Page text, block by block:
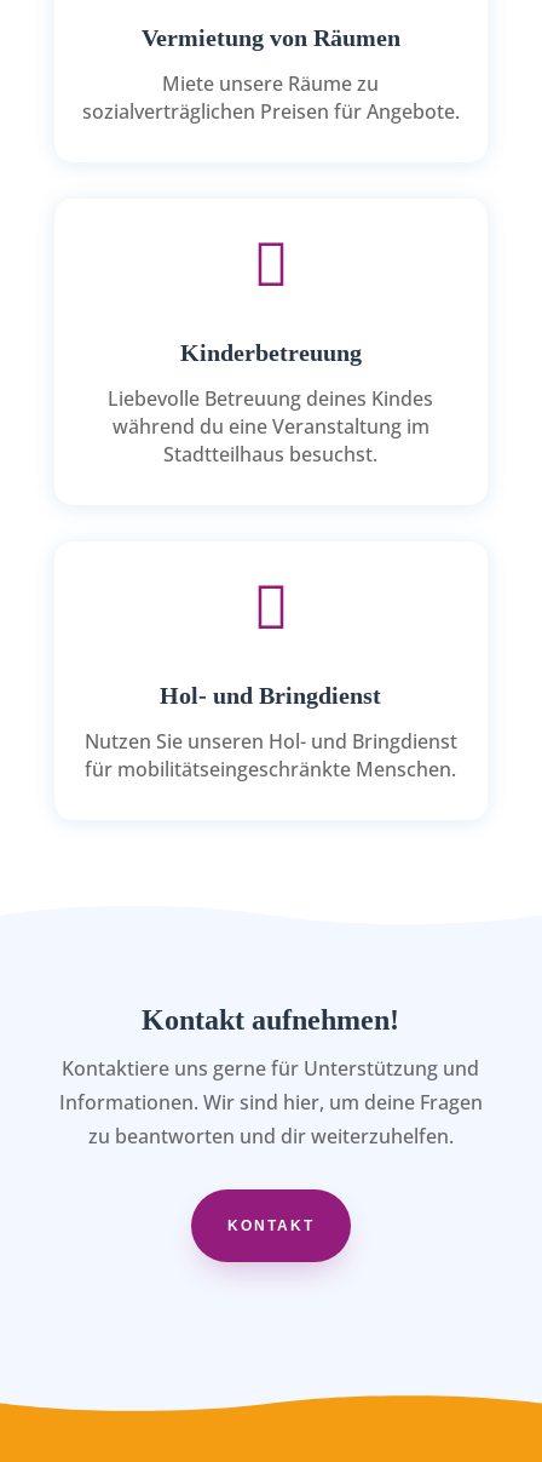
Vermietung von Räumen
Miete unsere Räume zu
sozialverträglichen Preisen für Angebote.

Kinderbetreuung
Liebevolle Betreuung deines Kindes
während du eine Veranstaltung im
Stadtteilhaus besuchst.

Hol- und Bringdienst
Nutzen Sie unseren Hol- und Bringdienst
für mobilitätseingeschränkte Menschen.
Kontakt aufnehmen!
Kontaktiere uns gerne für Unterstützung und
Informationen. Wir sind hier, um deine Fragen
zu beantworten und dir weiterzuhelfen.
KONTAKT